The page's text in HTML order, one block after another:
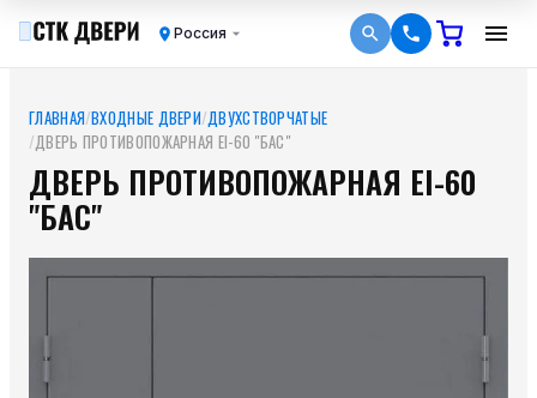
Россия
ГЛАВНАЯ/ВХОДНЫЕ ДВЕРИ/ДВУХСТВОРЧАТЫЕ
/ДВЕРЬ ПРОТИВОПОЖАРНАЯ ЕI-60 "БАС"
ДВЕРЬ ПРОТИВОПОЖАРНАЯ ЕI-60
"БАС"